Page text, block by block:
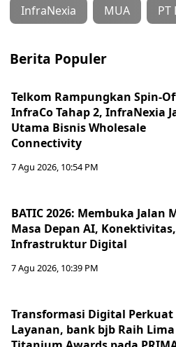
InfraNexia MUA
Berita Populer
Telkom Rampungkan Spin-
InfraCo Tahap 2, InfraNexia
Utama Bisnis Wholesale
Connectivity
7 Agu 2026, 10:54 PM
BATIC 2026: Membuka Jalan
Masa Depan AI,
Infrastruktur Digital
7 Agu 2026, 10:39 PM
Transformasi Digital Perkuat
Layanan, bank bjb Raih Lima